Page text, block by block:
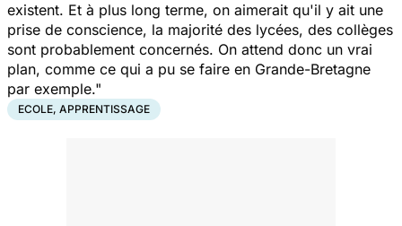
existent. Et à plus long terme, on aimerait qu'il y ait une
prise de conscience, la majorité des lycées, des collèges
sont probablement concernés. On attend donc un vrai
plan, comme ce qui a pu se faire en Grande-Bretagne
par exemple."
ECOLE, APPRENTISSAGE